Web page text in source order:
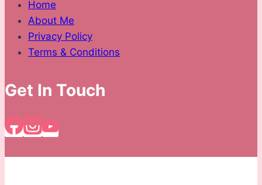
Home
About Me
Privacy Policy
Terms & Conditions
Get In Touch